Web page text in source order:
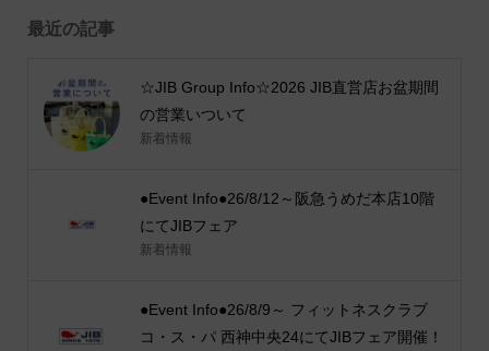
最近の記事
☆JIB Group Info☆2026 JIB直営店お盆期間
の営業いついて
新着情報
●Event Info●26/8/12～阪急うめだ本店10階
にてJIBフェア
新着情報
●Event Info●26/8/9～ フィットネスクラブ
コ・ス・パ 西神中央24にてJIBフェア開催！